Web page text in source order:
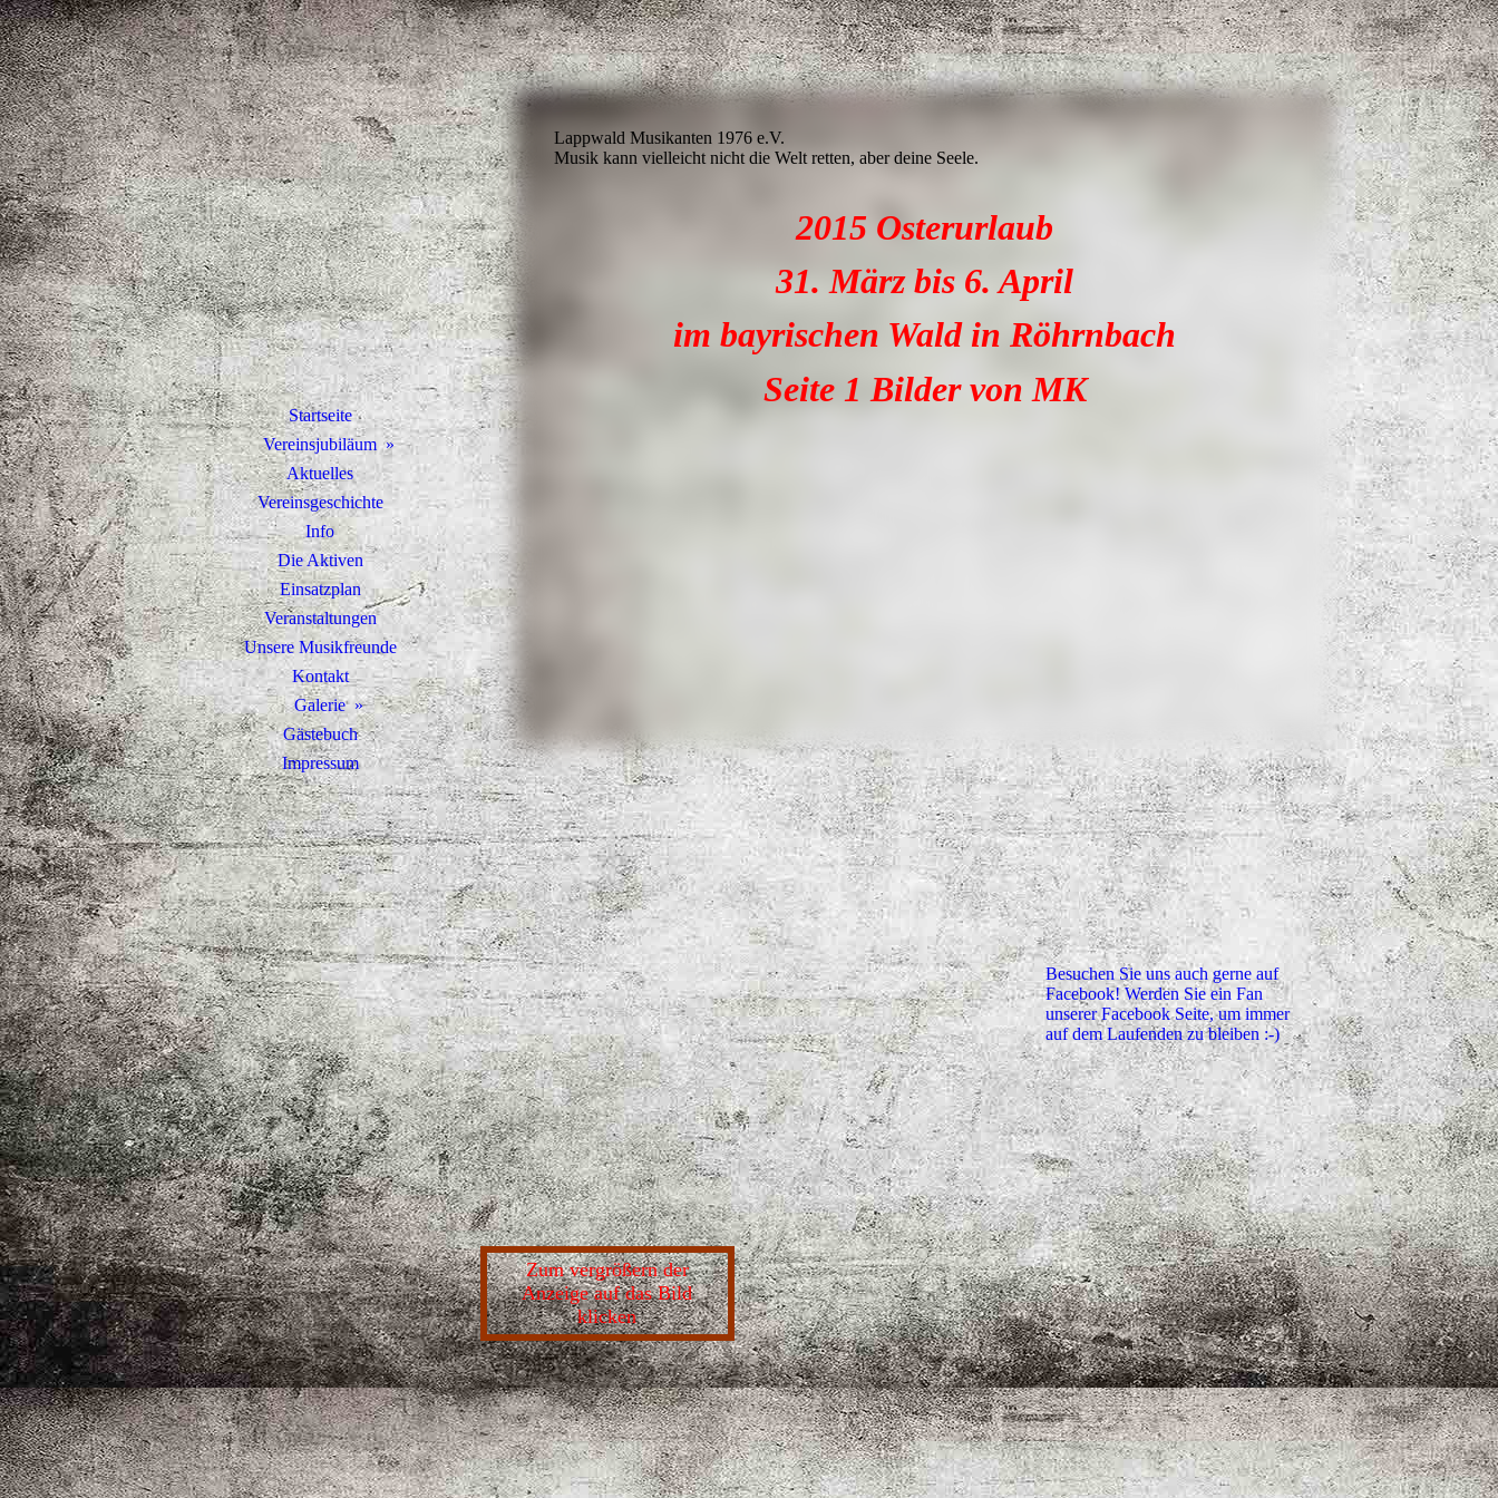
Startseite
Vereinsjubiläum
Aktuelles
Vereinsgeschichte
Info
Die Aktiven
Einsatzplan
Veranstaltungen
Unsere Musikfreunde
Kontakt
Galerie
Gästebuch
Impressum
Lappwald Musikanten 1976 e.V.
Musik kann vielleicht nicht die Welt retten, aber deine Seele.
2015 Osterurlaub
31. März bis 6. April
im bayrischen Wald in Röhrnbach
Seite 1 Bilder von MK
Besuchen Sie uns auch gerne auf
Facebook! Werden Sie ein Fan
unserer Facebook Seite, um immer
auf dem Laufenden zu bleiben :-)
Zum vergrößern der
Anzeige auf das Bild
klicken